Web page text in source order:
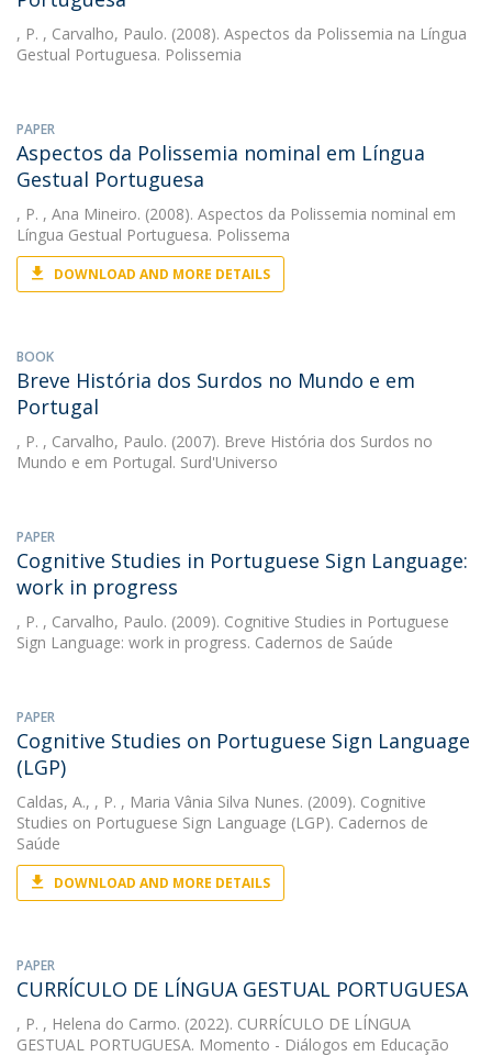
, P. , Carvalho, Paulo. (2008). Aspectos da Polissemia na Língua
Gestual Portuguesa. Polissemia
PAPER
Aspectos da Polissemia nominal em Língua
Gestual Portuguesa
, P. , Ana Mineiro. (2008). Aspectos da Polissemia nominal em
Língua Gestual Portuguesa. Polissema
DOWNLOAD AND MORE DETAILS
BOOK
Breve História dos Surdos no Mundo e em
Portugal
, P. , Carvalho, Paulo. (2007). Breve História dos Surdos no
Mundo e em Portugal. Surd'Universo
PAPER
Cognitive Studies in Portuguese Sign Language:
work in progress
, P. , Carvalho, Paulo. (2009). Cognitive Studies in Portuguese
Sign Language: work in progress. Cadernos de Saúde
PAPER
Cognitive Studies on Portuguese Sign Language
(LGP)
Caldas, A., , P. , Maria Vânia Silva Nunes. (2009). Cognitive
Studies on Portuguese Sign Language (LGP). Cadernos de
Saúde
DOWNLOAD AND MORE DETAILS
PAPER
CURRÍCULO DE LÍNGUA GESTUAL PORTUGUESA
, P. , Helena do Carmo. (2022). CURRÍCULO DE LÍNGUA
GESTUAL PORTUGUESA. Momento - Diálogos em Educação